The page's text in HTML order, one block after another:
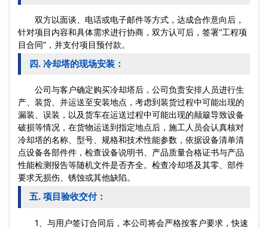
双方以面谈、电话或电子邮件等方式，达成合作意向后，
针对项目内容和具体需求进行协商，双方认可后，签署“工程项
目合同”，并支付项目预付款。
四. 冷却塔的现场安装：
公司与客户确定购买冷却塔后，公司负责安排人员进行生
产、装货、并运送至安装地点，考虑到装货过程中可能出现的
漏装、误装，以及货车在运送过程中可能出现的颠簸导致设备
破损等情况，在货物运送到指定地点后，施工人员会认真核对
冷却塔的名称、型号、规格和技术性能参数，依据设备清单清
点设备各部件件，检查设备说明书、产品质量合格证书与产品
性能检测报告等随机文件是否齐全。检查冷却塔及其零、部件
要求无损伤、锈蚀或其他缺陷。
五. 项目验收交付：
1、与用户签订合同后，本公司将会严格按客户要求，快速